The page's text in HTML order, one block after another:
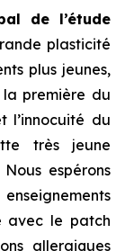
de l’étude
plasticité
plus jeunes,
première du
l’innocuité du
très jeune
espérons
avec le patch
allergiques